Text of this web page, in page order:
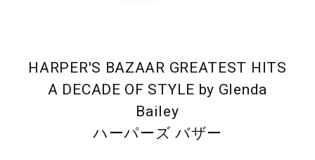
HARPER'S BAZAAR GREATEST HITS
A DECADE OF STYLE by Glenda
Bailey
ハーパーズ バザー